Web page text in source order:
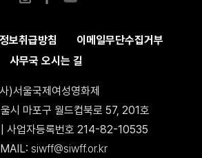
보취급방침
이메일무단수집거부
사무국 오시는 길
)서울국제여성영화제
시 마포구 월드컵북로 57, 201호
| 사업자등록번호 214-82-10535
siwff@siwff.or.kr